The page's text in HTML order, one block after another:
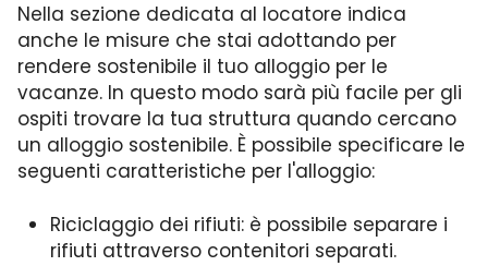
Nella sezione dedicata al locatore indica
anche le misure che stai adottando per
rendere sostenibile il tuo alloggio per le
vacanze. In questo modo sarà più facile per gli
ospiti trovare la tua struttura quando cercano
un alloggio sostenibile. È possibile specificare le
seguenti caratteristiche per l'alloggio:
Riciclaggio dei rifiuti: è possibile separare i
rifiuti attraverso contenitori separati.